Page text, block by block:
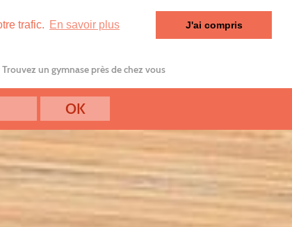
trafic. En savoir plus J'ai compris
Trouvez un gymnase près de chez vous